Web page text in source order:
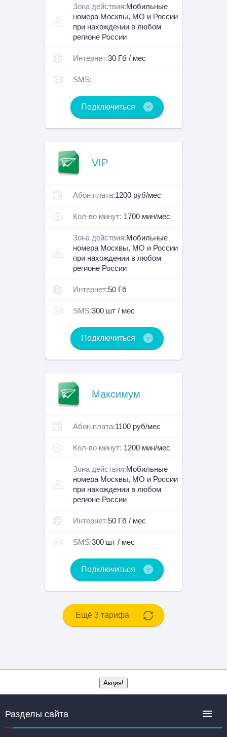
Зона действия:Мобильные
номера Москвы, МО и России
при нахождении в любом
регионе России
Интернет:30 Гб / мес
SMS:
Подключиться
VIP
Абон.плата:1200 руб/мес
Кол-во минут: 1700 мин/мес
Зона действия:Мобильные
номера Москвы, МО и России
при нахождении в любом
регионе России
Интернет:50 Гб
SMS:300 шт / мес
Подключиться
Максимум
Абон.плата:1100 руб/мес
Кол-во минут: 1200 мин/мес
Зона действия:Мобильные
номера Москвы, МО и России
при нахождении в любом
регионе России
Интернет:50 Гб / мес
SMS:300 шт / мес
Подключиться
Ещё 3 тарифа
Акция!
Разделы сайта